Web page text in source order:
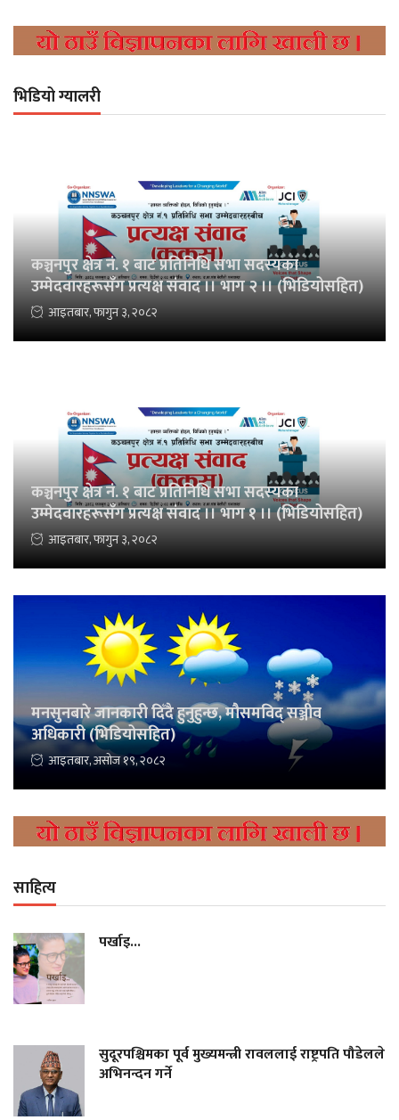
भिडियो ग्यालरी
कञ्चनपुर क्षेत्र नं. १ बाट प्रतिनिधि सभा सदस्यका
उम्मेदवारहरूसँग प्रत्यक्ष संवाद ।। भाग २ ।। (भिडियोसहित)
आइतबार, फागुन ३, २०८२
कञ्चनपुर क्षेत्र नं. १ बाट प्रतिनिधि सभा सदस्यका
उम्मेदवारहरूसँग प्रत्यक्ष संवाद ।। भाग १ ।। (भिडियोसहित)
आइतबार, फागुन ३, २०८२
मनसुनबारे जानकारी दिँदै हुनुहुन्छ, मौसमविद् सञ्जीव
अधिकारी (भिडियोसहित)
आइतबार, असोज १९, २०८२
साहित्य
पर्खाइ...
सुदूरपश्चिमका पूर्व मुख्यमन्त्री रावललाई राष्ट्रपति पौडेलले
अभिनन्दन गर्ने